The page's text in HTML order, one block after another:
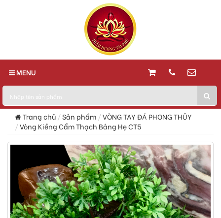
MENU
Trang chủ Sản phẩm
VÒNG TAY ĐÁ PHONG THỦY
Vòng Kiềng Cẩm Thạch Bảng Hẹ CT5